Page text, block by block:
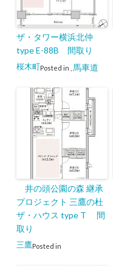
ザ・タワー横浜北仲
type E-88B 間取り
Posted in
桜木町 馬車道
井の頭公園の森 継承
プロジェクト 三鷹の杜
ザ・ハウス type T 間
取り
Posted in
三鷹